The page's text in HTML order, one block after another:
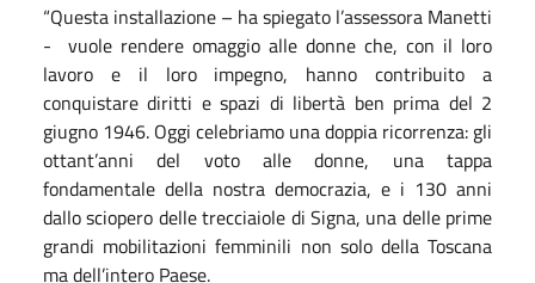
“Questa installazione – ha spiegato l’assessora Manetti
- vuole rendere omaggio alle donne che, con il loro
lavoro e il loro impegno, hanno contribuito a
conquistare diritti e spazi di libertà ben prima del 2
giugno 1946. Oggi celebriamo una doppia ricorrenza: gli
ottant’anni del voto alle donne, una tappa
fondamentale della nostra democrazia, e i 130 anni
dallo sciopero delle trecciaiole di Signa, una delle prime
grandi mobilitazioni femminili non solo della Toscana
ma dell’intero Paese.